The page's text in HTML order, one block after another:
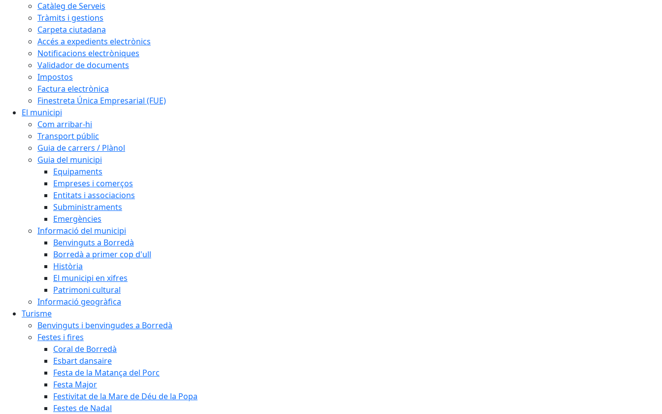
Catàleg de Serveis
Tràmits i gestions
Carpeta ciutadana
Accés a expedients electrònics
Notificacions electròniques
Validador de documents
Impostos
Factura electrònica
Finestreta Única Empresarial (FUE)
El municipi
Com arribar-hi
Transport públic
Guia de carrers / Plànol
Guia del municipi
Equipaments
Empreses i comerços
Entitats i associacions
Subministraments
Emergències
Informació del municipi
Benvinguts a Borredà
Borredà a primer cop d'ull
Història
El municipi en xifres
Patrimoni cultural
Informació geogràfica
Turisme
Benvinguts i benvingudes a Borredà
Festes i fires
Coral de Borredà
Esbart dansaire
Festa de la Matança del Porc
Festa Major
Festivitat de la Mare de Déu de la Popa
Festes de Nadal